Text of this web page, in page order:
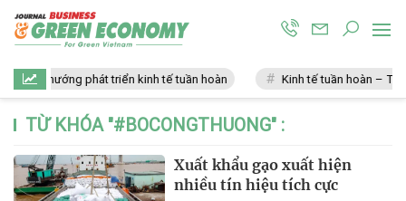
Xu hướng phát triển kinh tế tuần hoàn Kinh tế tuần hoàn –
TỪ KHÓA "#BOCONGTHUONG" :
Xuất khẩu gạo xuất hiện
nhiều tín hiệu tích cực